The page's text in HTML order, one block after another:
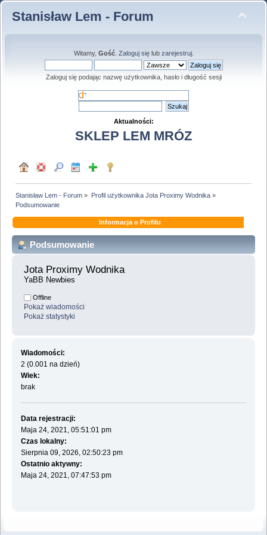
Stanisław Lem - Forum
Witamy, Gość. Zaloguj sięlub zarejestruj.
Zaloguj się podając nazwę użytkownika, hasło i długość sesji
Aktualności:
SKLEP LEM MRÓZ
Stanisław Lem - Forum » Profil użytkownika Jota Proximy Wodnika»
Podsumowanie
Informacja o Profilu
Podsumowanie
Jota Proximy Wodnika
YaBB Newbies
Offline
Pokaż wiadomości
Pokaż statystyki
Wiadomości:
2 (0.001 na dzień)
Wiek:
brak
Data rejestracji:
Maja 24, 2021, 05:51:01 pm
Czas lokalny:
Sierpnia 09, 2026, 02:50:23 pm
Ostatnio aktywny:
Maja 24, 2021, 07:47:53 pm